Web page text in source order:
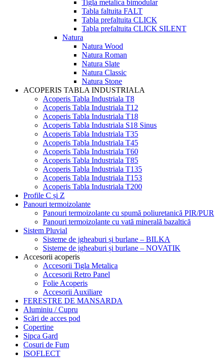
Tigla metalica bimodular
Tabla faltuita FALT
Tabla prefaltuita CLICK
Tabla prefaltuita CLICK SILENT
Natura
Natura Wood
Natura Roman
Natura Slate
Natura Classic
Natura Stone
ACOPERIS TABLA INDUSTRIALA
Acoperis Tabla Industriala T8
Acoperis Tabla Industriala T12
Acoperis Tabla Industriala T18
Acoperis Tabla Industriala S18 Sinus
Acoperis Tabla Industriala T35
Acoperis Tabla Industriala T45
Acoperis Tabla Industriala T60
Acoperis Tabla Industriala T85
Acoperis Tabla Industriala T135
Acoperis Tabla Industriala T153
Acoperis Tabla Industriala T200
Profile C și Z
Panouri termoizolante
Panouri termoizolante cu spumă poliuretanică PIR/PUR
Panouri termoizolante cu vată minerală bazaltică
Sistem Pluvial
Sisteme de jgheaburi și burlane – BILKA
Sisteme de jgheaburi și burlane – NOVATIK
Accesorii acoperis
Accesorii Tigla Metalica
Accesorii Retro Panel
Folie Acoperis
Accesorii Auxiliare
FERESTRE DE MANSARDA
Aluminiu / Cupru
Scări de acces pod
Copertine
Sipca Gard
Cosuri de Fum
ISOFLECT